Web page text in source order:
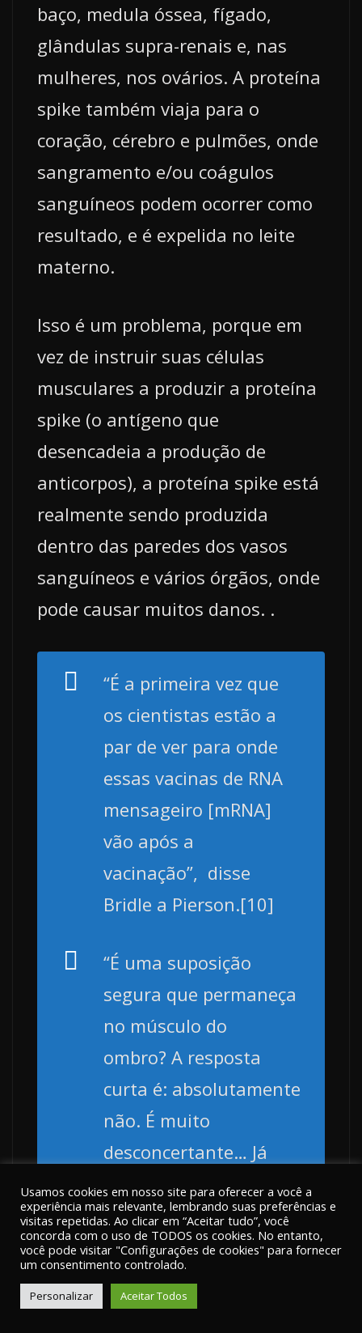
baço, medula óssea, fígado,
glândulas supra-renais e, nas
mulheres, nos ovários. A proteína
spike também viaja para o
coração, cérebro e pulmões, onde
sangramento e/ou coágulos
sanguíneos podem ocorrer como
resultado, e é expelida no leite
materno.
Isso é um problema, porque em
vez de instruir suas células
musculares a produzir a proteína
spike (o antígeno que
desencadeia a produção de
anticorpos), a proteína spike está
realmente sendo produzida
dentro das paredes dos vasos
sanguíneos e vários órgãos, onde
pode causar muitos danos. .
“É a primeira vez que
os cientistas estão a
par de ver para onde
essas vacinas de RNA
mensageiro [mRNA]
vão após a
vacinação”, disse
Bridle a Pierson.[10]
“É uma suposição
segura que permaneça
no músculo do
ombro? A resposta
curta é: absolutamente
não. É muito
desconcertante… Já
sabemos há muito
tempo que a proteína
spike é uma proteína
patogênica.
Usamos cookies em nosso site para oferecer a você a
experiência mais relevante, lembrando suas preferências e
visitas repetidas. Ao clicar em “Aceitar tudo”, você
concorda com o uso de TODOS os cookies. No entanto,
você pode visitar "Configurações de cookies" para fornecer
um consentimento controlado.
Personalizar Aceitar Todos